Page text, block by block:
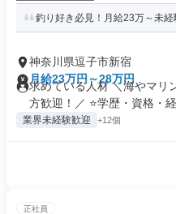
釣り好き必見！月給23万～未
神奈川県逗子市新宿
月給23万円～28万円
求めている人材 ＼海やマリ
方歓迎！／ ⭐学歴・資格・経
業界未経験歓迎 +12個
正社員